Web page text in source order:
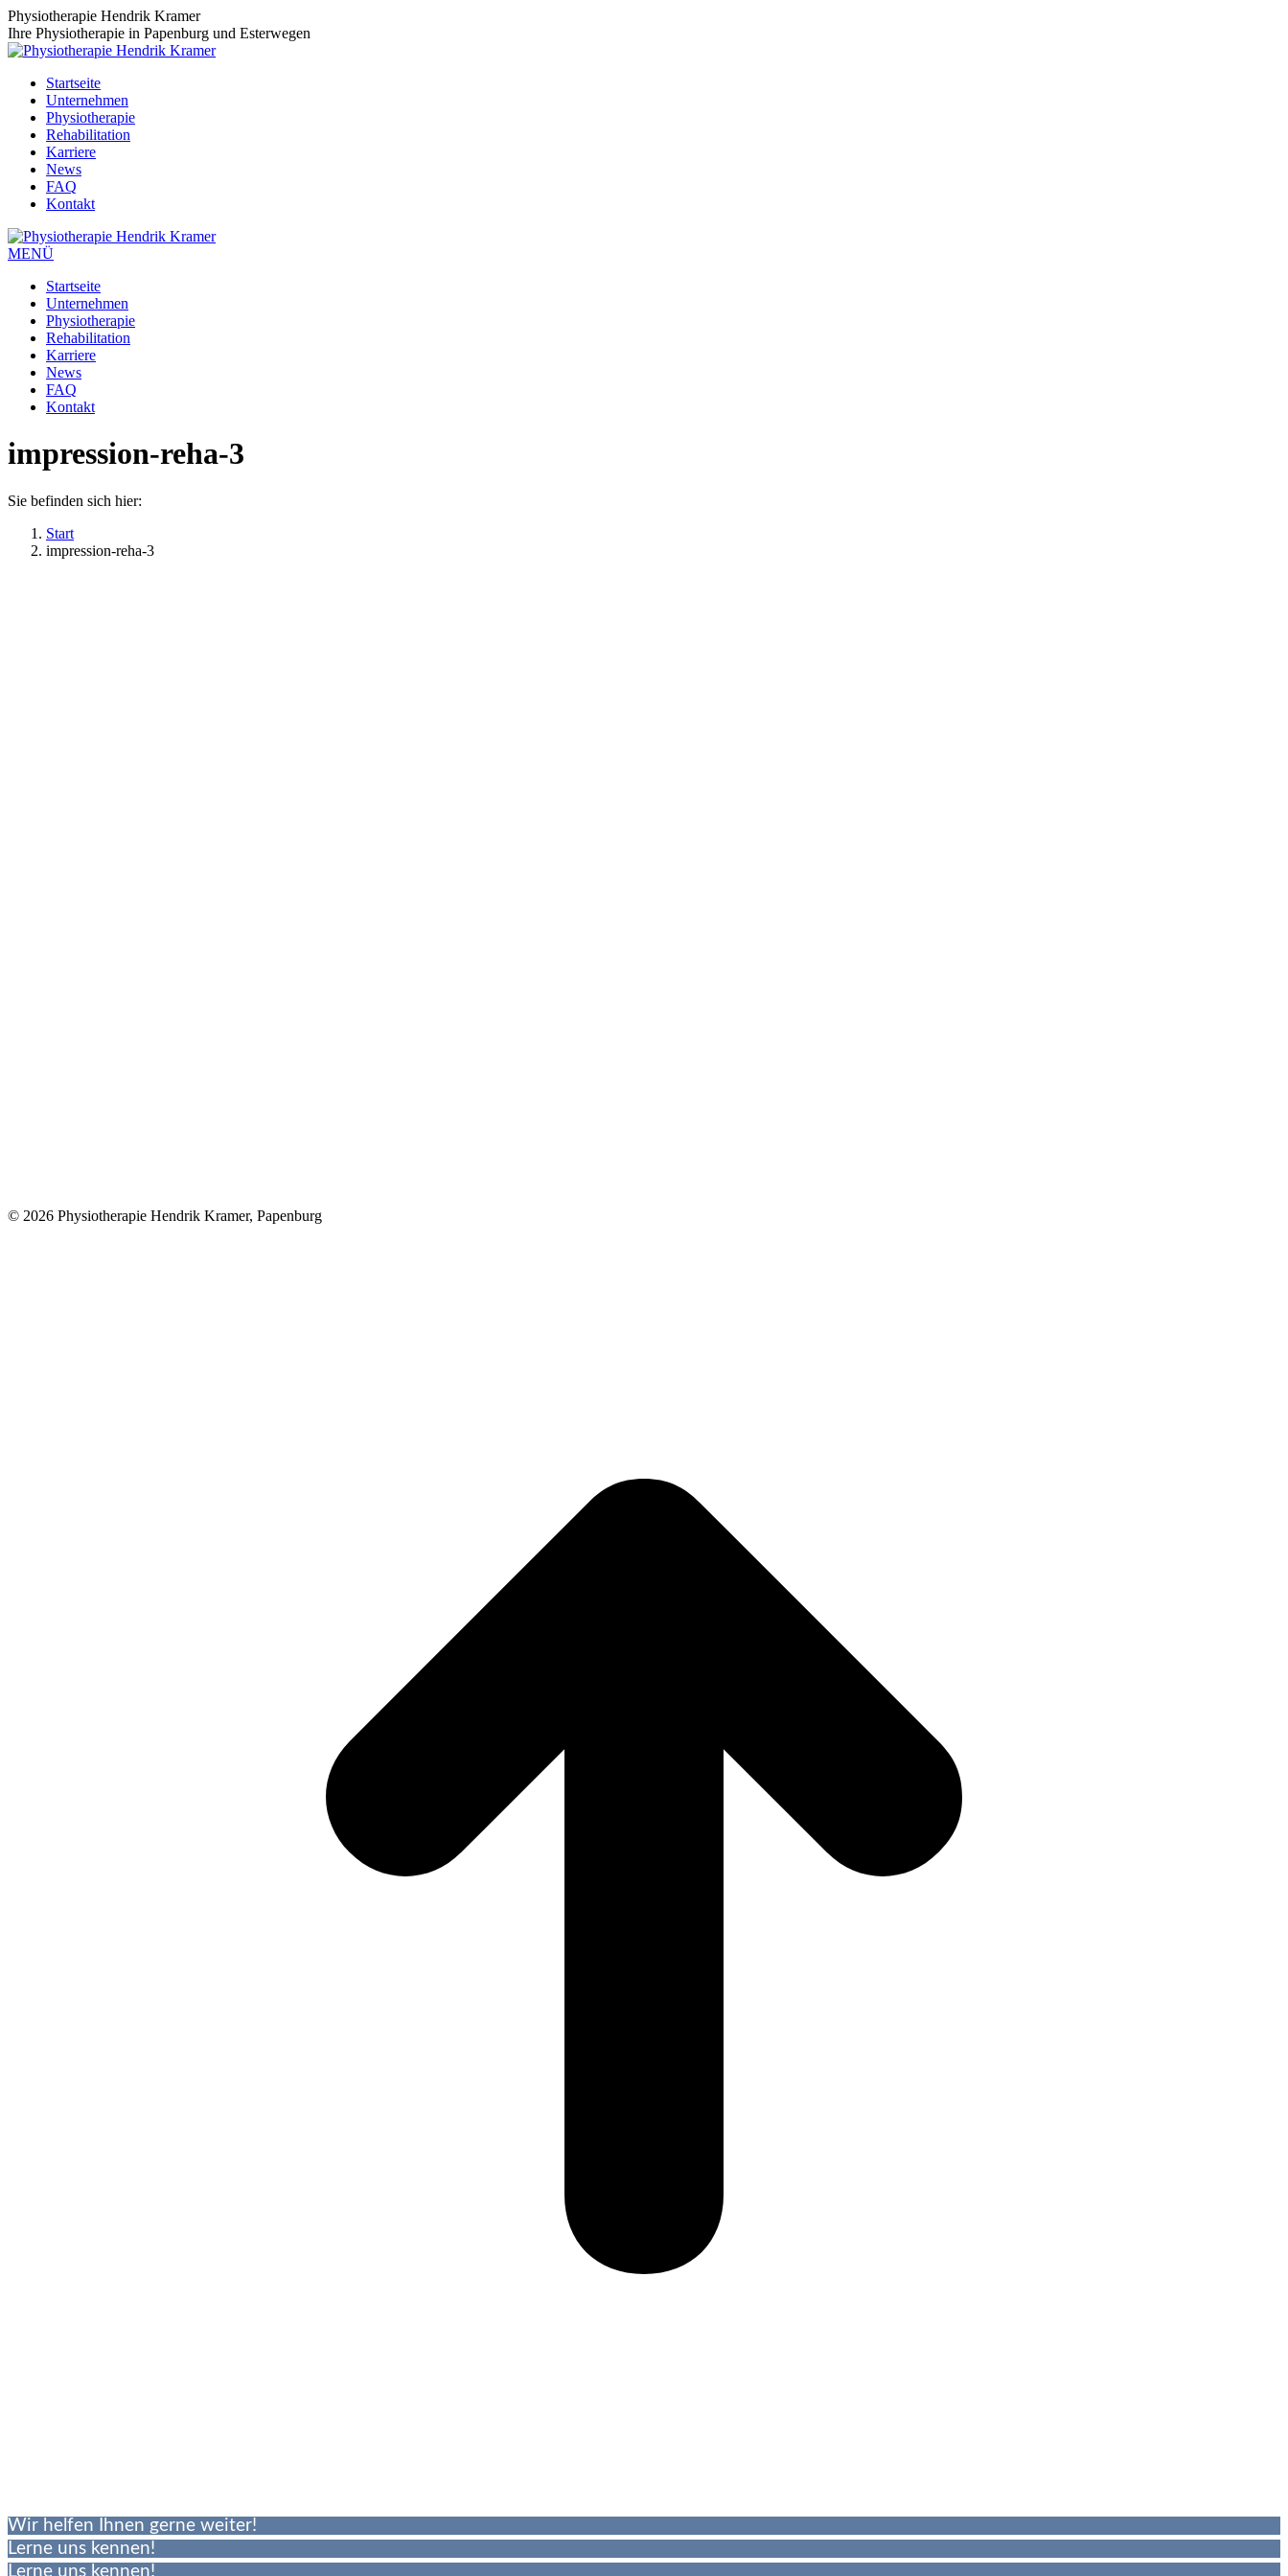
Zum
Inhalt
springen
Physiotherapie Hendrik Kramer
Ihre Physiotherapie in Papenburg und Esterwegen
Startseite
Unternehmen
Physiotherapie
Rehabilitation
Karriere
News
FAQ
Kontakt
MENÜ
Startseite
Unternehmen
Physiotherapie
Rehabilitation
Karriere
News
FAQ
Kontakt
impression-reha-3
Sie befinden sich hier:
Start
impression-reha-3
© 2026 Physiotherapie Hendrik Kramer, Papenburg
Wir helfen Ihnen gerne weiter!
Lerne uns kennen!
Lerne uns kennen!